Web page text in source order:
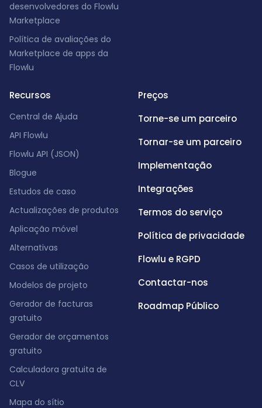
desenvolvedores do Flowlu
Marketplace
Política de avaliações do
Marketplace de apps da
Flowlu
Recursos
Central de Ajuda
API Flowlu
Flowlu API (JSON)
Blogue
Estudos de caso
Actualizações de produtos
Aplicação móvel
Alternativas
Casos de utilização
Modelos de projeto
Gerador de facturas
gratuito
Gerador de orçamentos
gratuito
Calculadora gratuita de
CLV
Mapa do sítio
Preços
Torne-se um parceiro
Tornar-se um parceiro
Implementação
Integrações
Termos do serviço
Política de privacidade
Flowlu e RGPD
Contactar-nos
Roadmap Público